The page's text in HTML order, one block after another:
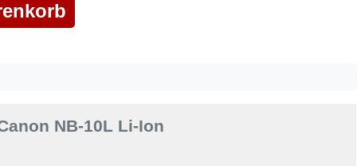
NB-10L Li-Ion